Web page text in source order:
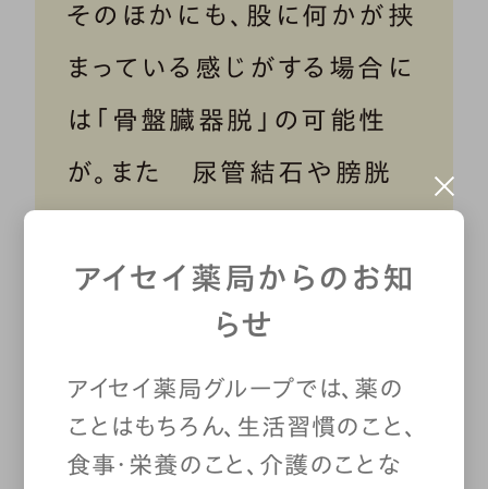
そのほかにも、股に何かが挟
まっている感じがする場合に
は「骨盤臓器脱」の可能性
が。また 尿管結石や膀胱
ん）で背中の痛みや腰痛、腹
痛が出ることもあります。
アイセイ薬局からのお知
らせ
アイセイ薬局グループでは、薬の
ことはもちろん、生活習慣のこと、
食事・栄養のこと、介護のことな